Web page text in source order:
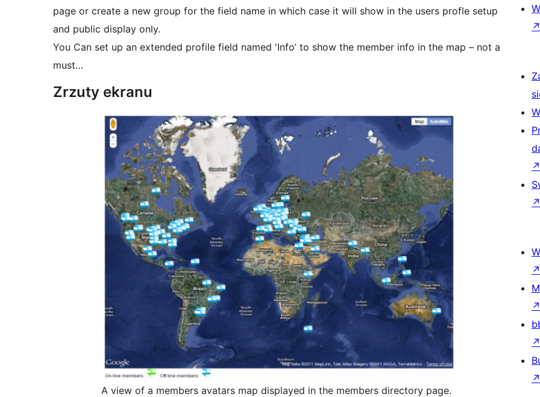
page or create a new group for the field name in which case it will show in the users profle setup
and public display only.
You Can set up an extended profile field named 'Info’ to show the member info in the map – not a
must…
Zrzuty ekranu
A view of a members avatars map displayed in the members directory page.
↗
↗
↗
↗
↗
↗
↗